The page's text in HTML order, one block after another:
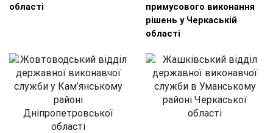
області
примусового виконання
рішень у Черкаській
області